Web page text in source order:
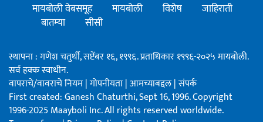
मायबोली वेबसमूह मायबोली विशेष
जाहिराती
बातम्या
सीसी
स्थापना : गणेश चतुर्थी, सप्टेंबर १६, १९९६. प्रताधिकार १९९६-२०२५ मायबोली.
सर्व हक्क स्वाधीन.
वापराचे/वावराचे नियम|गोपनीयता|आमच्याबद्दल|संपर्क
First created: Ganesh Chaturthi, Sept 16, 1996. Copyright
1996-2025 Maayboli Inc. All rights reserved worldwide.